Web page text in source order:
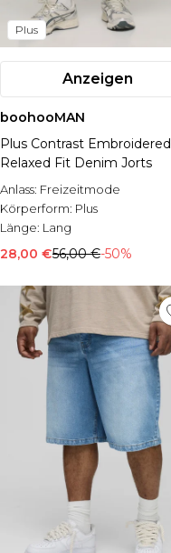
Plus
Anzeigen
boohooMAN
Plus Contrast Embroidered
Relaxed Fit Denim Jorts
Anlass: Freizeitmode
Körperform: Plus
Länge: Lang
28,00 €56,00 €-50%